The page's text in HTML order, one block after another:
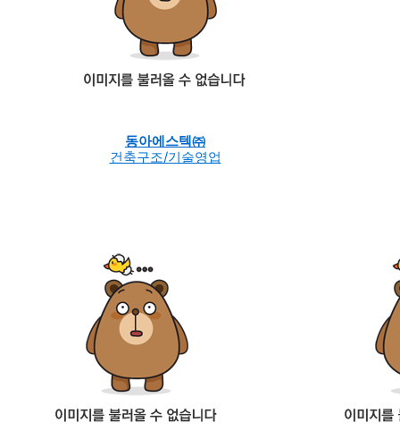
동아에스텍㈜
건축구조/기술영업